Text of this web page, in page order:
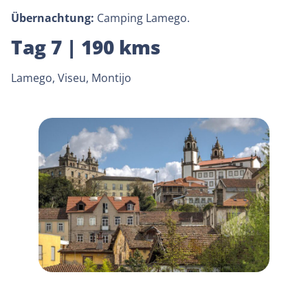
Übernachtung: Camping Lamego.
Tag 7 | 190 kms
Lamego, Viseu, Montijo